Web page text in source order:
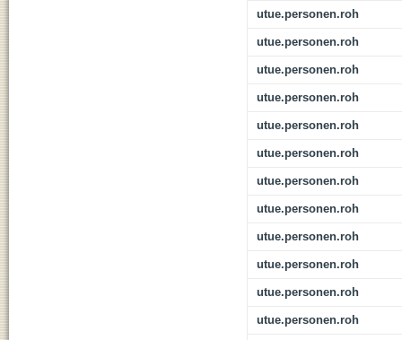
utue.personen.roh
utue.personen.roh
utue.personen.roh
utue.personen.roh
utue.personen.roh
utue.personen.roh
utue.personen.roh
utue.personen.roh
utue.personen.roh
utue.personen.roh
utue.personen.roh
utue.personen.roh